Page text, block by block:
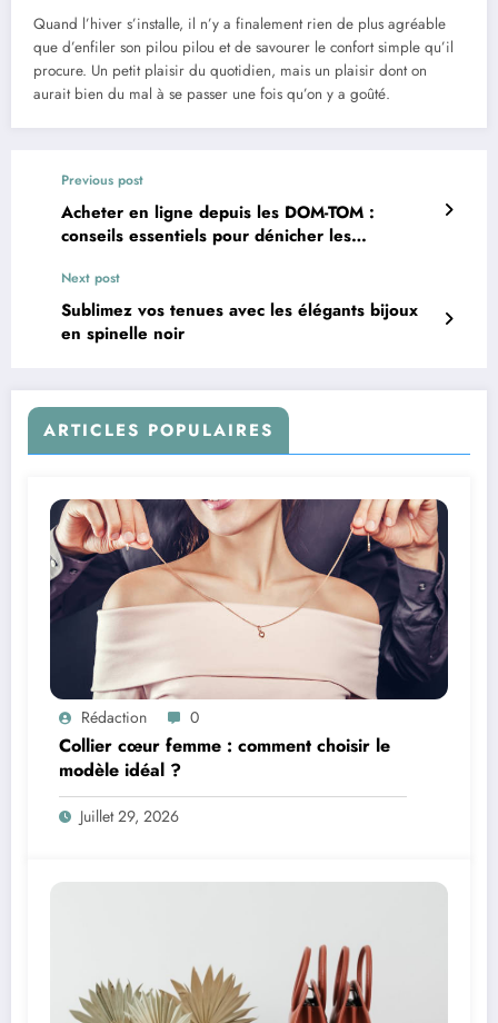
Quand l’hiver s’installe, il n’y a finalement rien de plus agréable
que d’enfiler son pilou pilou et de savourer le confort simple qu’il
procure. Un petit plaisir du quotidien, mais un plaisir dont on
aurait bien du mal à se passer une fois qu’on y a goûté.
Previous post
Acheter en ligne depuis les DOM-TOM :
conseils essentiels pour dénicher les
Next post
Sublimez vos tenues avec les élégants bijoux
en spinelle noir
ARTICLES POPULAIRES
Rédaction 0
Collier cœur femme : comment choisir le
modèle idéal ?
Juillet 29, 2026